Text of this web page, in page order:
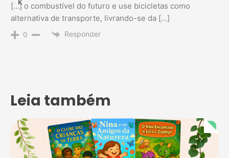
[…] o combustível do futuro e use bicicletas como
alternativa de transporte, livrando-se da […]
0 Responder
Leia também